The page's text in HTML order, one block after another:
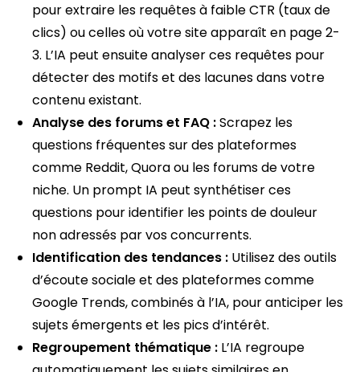
pour extraire les requêtes à faible CTR (taux de
clics) ou celles où votre site apparaît en page 2-
3. L’IA peut ensuite analyser ces requêtes pour
détecter des motifs et des lacunes dans votre
contenu existant.
Analyse des forums et FAQ :Scrapez les
questions fréquentes sur des plateformes
comme Reddit, Quora ou les forums de votre
niche. Un prompt IA peut synthétiser ces
questions pour identifier les points de douleur
non adressés par vos concurrents.
Identification des tendances : Utilisez des outils
d’écoute sociale et des plateformes comme
Google Trends, combinés à l’IA, pour anticiper les
sujets émergents et les pics d’intérêt.
Regroupement thématique : L’IA regroupe